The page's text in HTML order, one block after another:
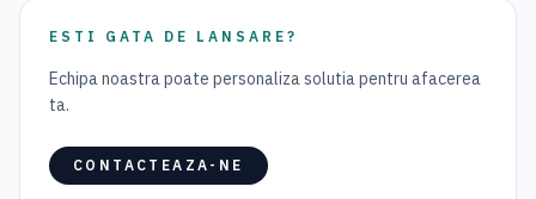
ESTI GATA DE LANSARE?
Echipa noastra poate personaliza solutia pentru afacerea
ta.
CONTACTEAZA-NE